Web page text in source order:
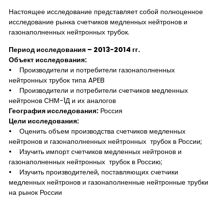
Настоящее исследование представляет собой полноценное
исследование рынка счетчиков медленных нейтронов и
газонаполненных нейтронных трубок.
Период исследования – 2013-2014 гг.
Объект исследования:
• Производители и потребители газонаполненных
нейтронных трубок типа APEB
• Производители и потребители счетчиков медленных
нейтронов СНМ-1Д и их аналогов
География исследования: Россия
Цели исследования:
• Оценить объем производства счетчиков медленных
нейтронов и газонаполненных нейтронных трубок в России;
• Изучить импорт счетчиков медленных нейтронов и
газонаполненных нейтронных трубок в Россию;
• Изучить производителей, поставляющих счетчики
медленных нейтронов и газонаполненные нейтронные трубки
на рынок России